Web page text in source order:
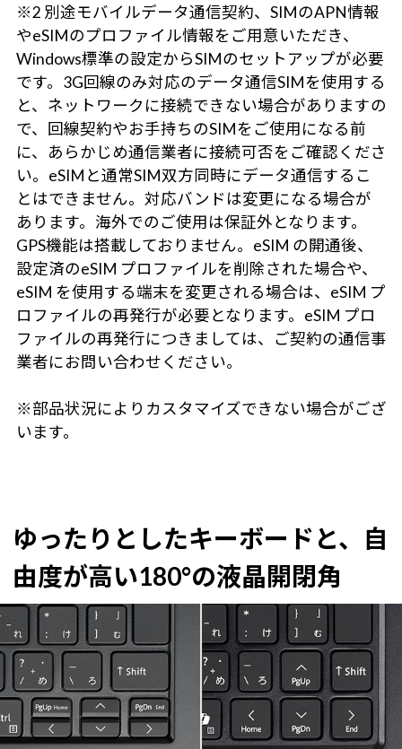
※2 別途モバイルデータ通信契約、SIMのAPN情報
やeSIMのプロファイル情報をご用意いただき、
Windows標準の設定からSIMのセットアップが必要
です。3G回線のみ対応のデータ通信SIMを使用する
と、ネットワークに接続できない場合がありますの
で、回線契約やお手持ちのSIMをご使用になる前
に、あらかじめ通信業者に接続可否をご確認くださ
い。eSIMと通常SIM双方同時にデータ通信するこ
とはできません。対応バンドは変更になる場合が
あります。海外でのご使用は保証外となります。
GPS機能は搭載しておりません。eSIM の開通後、
設定済のeSIM プロファイルを削除された場合や、
eSIM を使用する端末を変更される場合は、eSIM プ
ロファイルの再発行が必要となります。eSIM プロ
ファイルの再発行につきましては、ご契約の通信事
業者にお問い合わせください。
※部品状況によりカスタマイズできない場合がござ
います。
ゆったりとしたキーボードと、自
由度が高い180°の液晶開閉角